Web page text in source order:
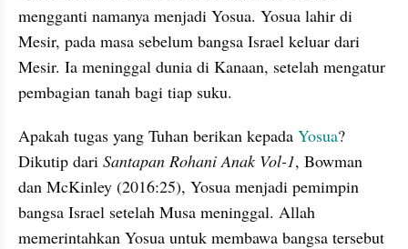
mengganti namanya menjadi Yosua. Yosua lahir di
Mesir, pada masa sebelum bangsa Israel keluar dari
Mesir. Ia meninggal dunia di Kanaan, setelah mengatur
pembagian tanah bagi tiap suku.
Apakah tugas yang Tuhan berikan kepada Yosua?
Dikutip dari Santapan Rohani Anak Vol-1, Bowman
dan McKinley (2016:25), Yosua menjadi pemimpin
bangsa Israel setelah Musa meninggal. Allah
memerintahkan Yosua untuk membawa bangsa tersebut